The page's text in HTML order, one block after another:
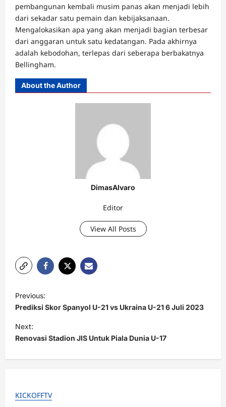
pembangunan kembali musim panas akan menjadi lebih
dari sekadar satu pemain dan kebijaksanaan.
Mengalokasikan apa yang akan menjadi bagian terbesar
dari anggaran untuk satu kedatangan. Pada akhirnya
adalah kebodohan, terlepas dari seberapa berbakatnya
Bellingham.
About the Author
DimasAlvaro
Editor
View All Posts
P
o
s
t
i
Previous:
Prediksi Skor Spanyol U-21 vs Ukraina U-21 6 Juli 2023
Next:
Renovasi Stadion JIS Untuk Piala Dunia U-17
KICKOFFTV